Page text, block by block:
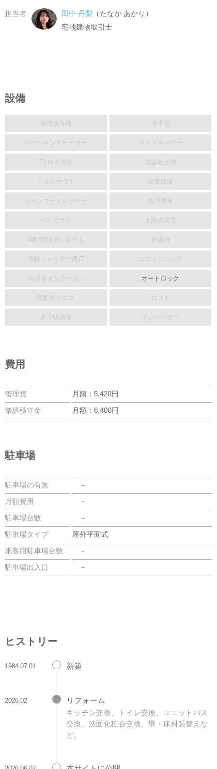
担当者 田中 丹梨 （たなか あかり）
宅地建物取引士
設備
食器洗浄機 浄水器
IHクッキングヒーター ディスポーザー
TV付き浴室 浴室乾燥機
ミストサウナ 追焚機能
シャンプードレッサー 洗浄便座
ペアガラス 太陽光発電
24時間換気システム 床暖房
電動シャッター雨戸 スロップシンク
TV付きインターホン オートロック
宅配ボックス ロフト
床下収納庫 エレベーター
費用
管理費 月額：5,420円
修繕積立金 月額：6,400円
駐車場
駐車場の有無 －
月額費用 －
駐車場台数 －
駐車場タイプ 屋外平面式
来客用駐車場台数 －
駐車場出入口 －
ヒストリー
1984.07.01 新築
2026.02 リフォーム
キッチン交換、トイレ交換、ユニットバス
交換、洗面化粧台交換、壁・床材張替えな
ど。